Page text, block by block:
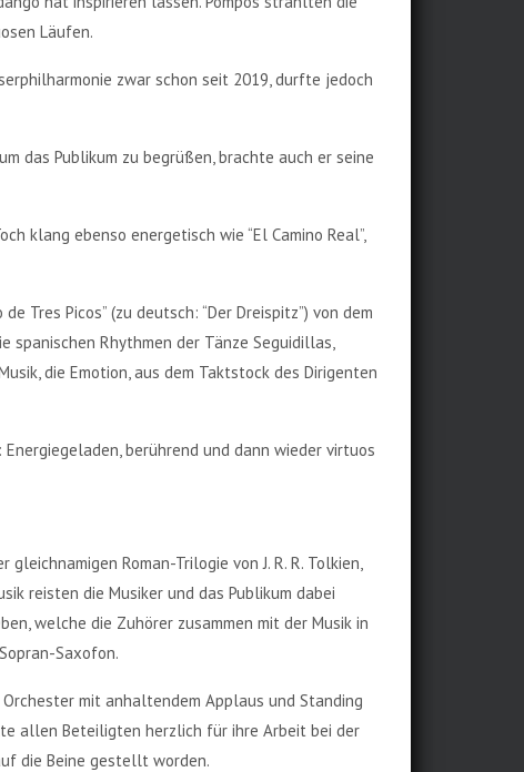
Läufen.
zwar schon seit 2019, durfte jedoch
das Publikum zu begrüßen, brachte auch er seine
klang ebenso energetisch wie “El Camino Real”,
Tres Picos” (zu deutsch: “Der Dreispitz”) von dem
spanischen Rhythmen der Tänze Seguidillas,
die Emotion, aus dem Taktstock des Dirigenten
berührend und dann wieder virtuos
Roman-Trilogie von J. R. R. Tolkien,
reisten die Musiker und das Publikum dabei
welche die Zuhörer zusammen mit der Musik in
Saxofon.
mit anhaltendem Applaus und Standing
allen Beteiligten herzlich für ihre Arbeit bei der
die Beine gestellt worden.